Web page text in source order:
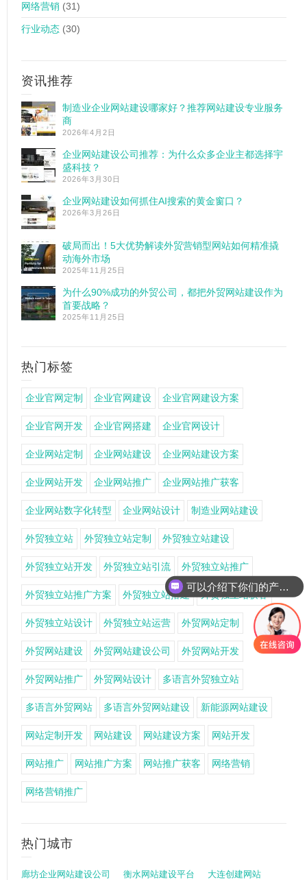
网络营销 (31)
行业动态 (30)
资讯推荐
制造业企业网站建设哪家好？推荐网站建设专业服务
商
2026年4月2日
企业网站建设公司推荐：为什么众多企业主都选择宇
盛科技？
2026年3月30日
企业网站建设如何抓住AI搜索的黄金窗口？
2026年3月26日
破局而出！5大优势解读外贸营销型网站如何精准撬
动海外市场
2025年11月25日
为什么90%成功的外贸公司，都把外贸网站建设作为
首要战略？
2025年11月25日
热门标签
企业官网定制 企业官网建设 企业官网建设方案
企业官网开发 企业官网搭建 企业官网设计
企业网站定制 企业网站建设 企业网站建设方案
企业网站开发 企业网站推广 企业网站推广获客
企业网站数字化转型 企业网站设计 制造业网站建设
外贸独立站 外贸独立站定制 外贸独立站建设
外贸独立站开发 外贸独立站引流 外贸独立站推广
外贸独立站推广方案 外贸独立站搭建 外贸独立站获客
外贸独立站设计 外贸独立站运营 外贸网站定制
外贸网站建设 外贸网站建设公司 外贸网站开发
外贸网站推广 外贸网站设计 多语言外贸独立站
多语言外贸网站 多语言外贸网站建设 新能源网站建设
网站定制开发 网站建设 网站建设方案 网站开发
网站推广 网站推广方案 网站推广获客 网络营销
网络营销推广
热门城市
廊坊企业网站建设公司 衡水网站建设平台 大连创建网站
可以介绍下你们的产品么